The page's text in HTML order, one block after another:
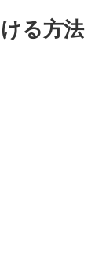
る方法